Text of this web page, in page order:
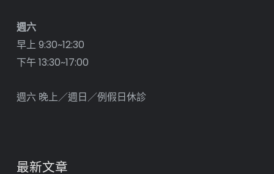
週六
早上 9:30~12:30
下午 13:30~17:00
週六 晚上／週日／例假日休診
最新文章